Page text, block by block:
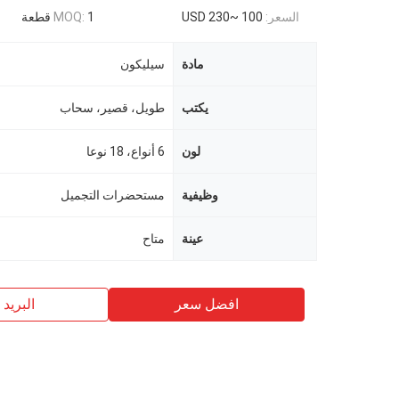
السعر: USD 230~ 100
MOQ: 1 قطعة
مادة سيليكون
يكتب طويل، قصير، سحاب
لون 6 أنواع، 18 نوعا
وظيفية مستحضرات التجميل
عينة متاح
افضل سعر البريد